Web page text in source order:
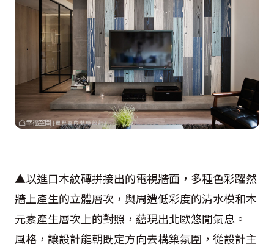
▲以進口木紋磚拼接出的電視牆面，多種色彩躍然
牆上產生的立體層次，與周遭低彩度的清水模和木
元素產生層次上的對照，蘊現出北歐悠閒氣息。
風格，讓設計能朝既定方向去構築氛圍，從設計主